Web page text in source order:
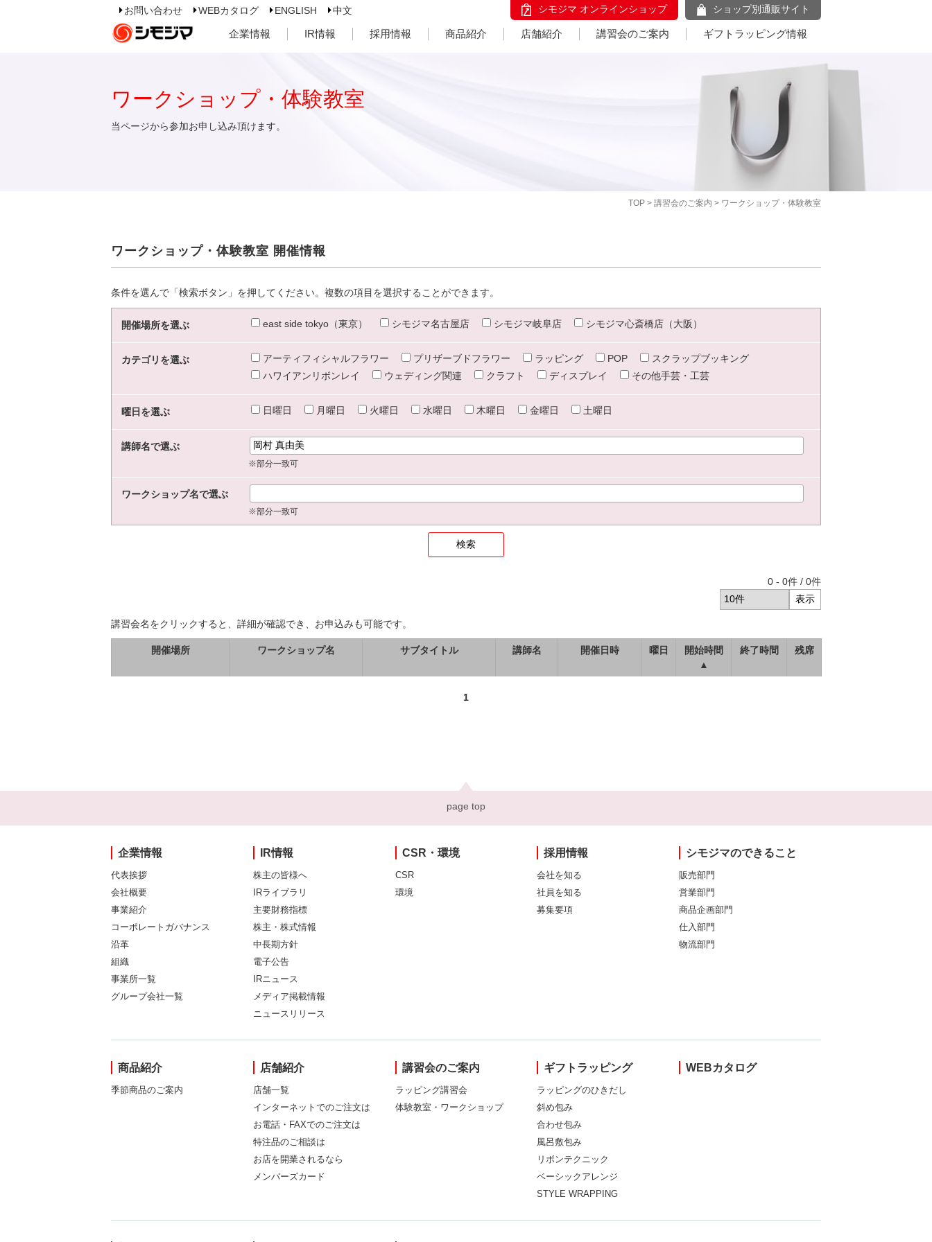
お問い合わせ WEBカタログ ENGLISH 中文 シモジマ オンラインショップ ショップ別通販サイト
企業情報 IR情報 採用情報 商品紹介 店舗紹介 講習会のご案内 ギフトラッピング情報
TOP > 講習会のご案内 > ワークショップ・体験教室
ワークショップ・体験教室
当ページから参加お申し込み頂けます。
ワークショップ・体験教室 開催情報
条件を選んで「検索ボタン」を押してください。複数の項目を選択することができます。
開催場所を選ぶ east side tokyo（東京） シモジマ名古屋店 シモジマ岐阜店 シモジマ心斎橋店（大阪）
カテゴリを選ぶ アーティフィシャルフラワー プリザーブドフラワー ラッピング POP
スクラップブッキング
ハワイアンリボンレイ
ウェディング関連 クラフト ディスプレイ その他手芸・工芸
曜日を選ぶ 日曜日 月曜日 火曜日 水曜日 木曜日 金曜日 土曜日
講師名で選ぶ
※部分一致可
ワークショップ名で選ぶ
※部分一致可
0 - 0件 / 0件
講習会名をクリックすると、詳細が確認でき、お申込みも可能です。
開催場所 ワークショップ名 サブタイトル 講師名 開催日時 曜日
開始時間
▲
終了時間 残席
1
page top
企業情報
代表挨拶
会社概要
事業紹介
コーポレートガバナンス
沿革
組織
事業所一覧
グループ会社一覧
IR情報
株主の皆様へ
IRライブラリ
主要財務指標
株主・株式情報
中長期方針
電子公告
IRニュース
メディア掲載情報
ニュースリリース
CSR・環境
CSR
環境
採用情報
会社を知る
社員を知る
募集要項
シモジマのできること
販売部門
営業部門
商品企画部門
仕入部門
物流部門
商品紹介
季節商品のご案内
店舗紹介
店舗一覧
インターネットでのご注文は
お電話・FAXでのご注文は
特注品のご相談は
お店を開業されるなら
メンバーズカード
講習会のご案内
ラッピング講習会
体験教室・ワークショップ
ギフトラッピング
ラッピングのひきだし
斜め包み
合わせ包み
風呂敷包み
リボンテクニック
ベーシックアレンジ
STYLE WRAPPING
WEBカタログ